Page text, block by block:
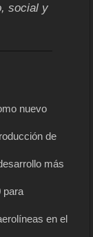
social y
nuevo
de
más
para
en el